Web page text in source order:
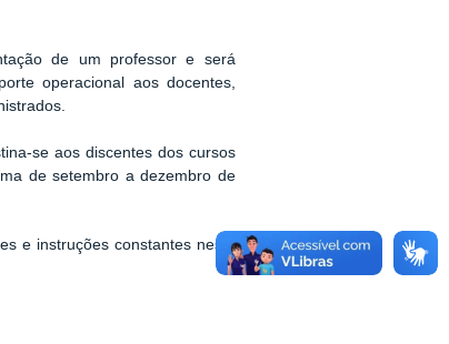
de um professor e será
operacional aos docentes,
se aos discentes dos cursos
de setembro a dezembro de
e instruções constantes neste